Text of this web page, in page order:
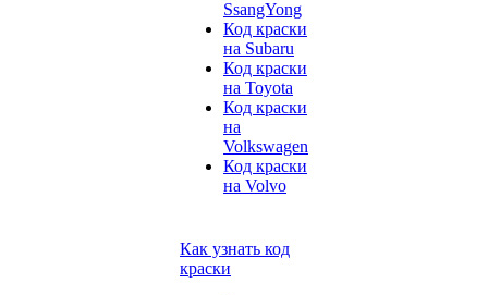
SsangYong
Код краски
на Subaru
Код краски
на Toyota
Код краски
на
Volkswagen
Код краски
на Volvo
Как узнать код
краски